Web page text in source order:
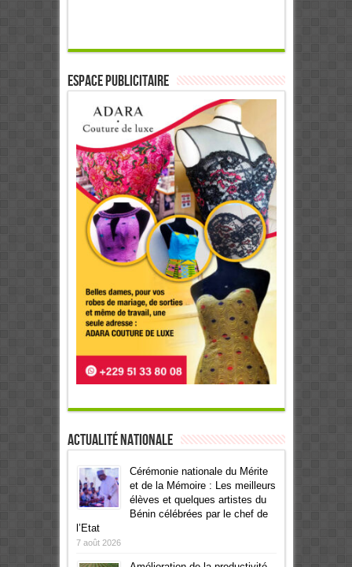
ESPACE PUBLICITAIRE
Actualité Nationale
Cérémonie nationale du Mérite
et de la Mémoire : Les meilleurs
élèves et quelques artistes du
Bénin célébrées par le chef de
l’Etat
7 août 2026